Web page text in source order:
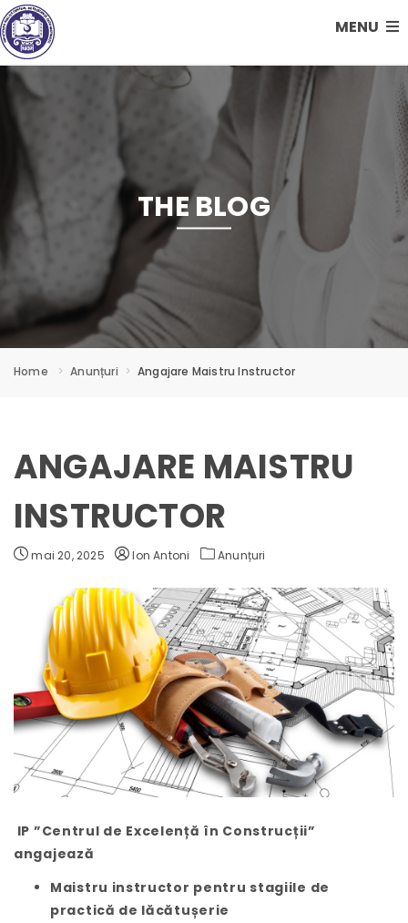
MENU
Home Anunțuri Angajare Maistru Instructor
THE BLOG
ANGAJARE MAISTRU
INSTRUCTOR
mai 20, 2025 Ion Antoni Anunțuri
IP ”Centrul de Excelență în Construcții”
angajează
Maistru instructor pentru stagiile de
practică de lăcătușerie